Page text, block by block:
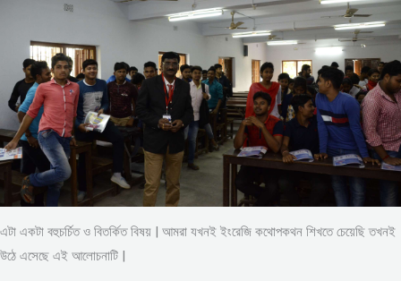
এটা একটা বহুচর্চিত ও বিতর্কিত বিষয় | আমরা যখনই ইংরেজি কথোপকথন শিখতে চেয়েছি তখনই
উঠে এসেছে এই আলোচনাটি |